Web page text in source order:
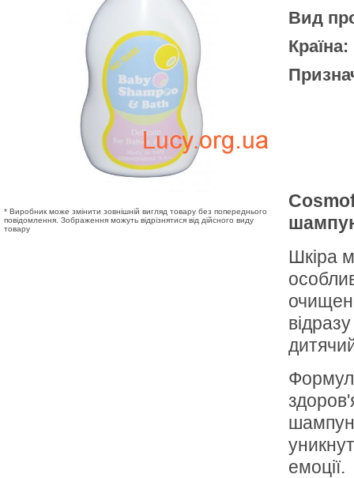
* Виробник може змінити зовнішній вигляд товару без попереднього
повідомлення. Зображення можуть відрізнятися від дійсного виду
товару
Вид
Країна:
Шкіра
емоції.